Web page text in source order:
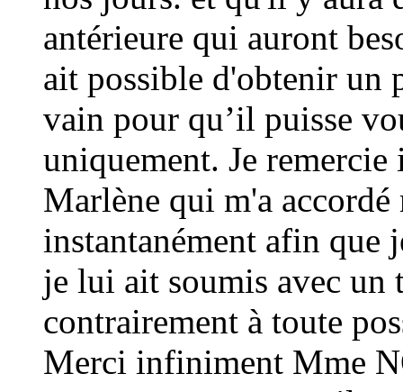
antérieure qui auront
ait possible d'obtenir un
vain pour qu’il puisse
uniquement. Je
Marlène qui m'a
instantanément afin que
je lui ait soumis avec un
contrairement à toute
Merci infiniment Mme